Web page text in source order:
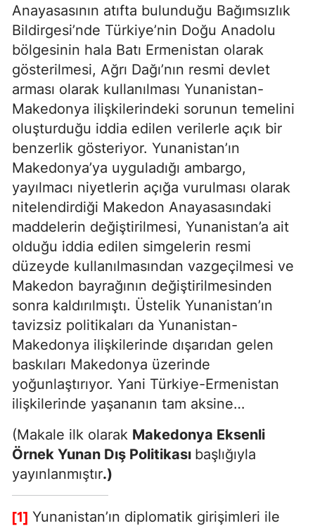
Anayasasının atıfta bulunduğu Bağımsızlık
Bildirgesi’nde Türkiye’nin Doğu Anadolu
bölgesinin hala Batı Ermenistan olarak
gösterilmesi, Ağrı Dağı’nın resmi devlet
arması olarak kullanılması Yunanistan-
Makedonya ilişkilerindeki sorunun temelini
oluşturduğu iddia edilen verilerle açık bir
benzerlik gösteriyor. Yunanistan’ın
Makedonya’ya uyguladığı ambargo,
yayılmacı niyetlerin açığa vurulması olarak
nitelendirdiği Makedon Anayasasındaki
maddelerin değiştirilmesi, Yunanistan’a ait
olduğu iddia edilen simgelerin resmi
düzeyde kullanılmasından vazgeçilmesi ve
Makedon bayrağının değiştirilmesinden
sonra kaldırılmıştı. Üstelik Yunanistan’ın
tavizsiz politikaları da Yunanistan-
Makedonya ilişkilerinde dışarıdan gelen
baskıları Makedonya üzerinde
yoğunlaştırıyor. Yani Türkiye-Ermenistan
ilişkilerinde yaşananın tam aksine…
(Makale ilk olarak Makedonya Eksenli
Örnek Yunan Dış Politikası başlığıyla
yayınlanmıştır.)
[1] Yunanistan’ın diplomatik girişimleri ile